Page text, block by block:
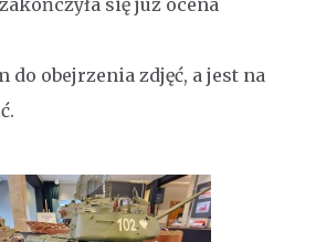
do obejrzenia zdjęć, a jest na